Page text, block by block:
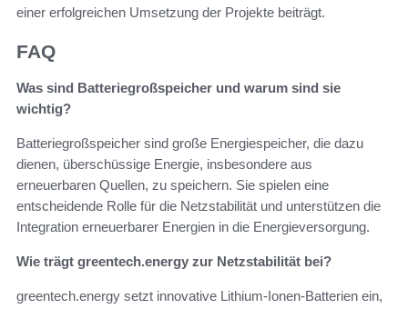
einer erfolgreichen Umsetzung der Projekte beiträgt.
FAQ
Was sind Batteriegroßspeicher und warum sind sie
wichtig?
Batteriegroßspeicher sind große Energiespeicher, die dazu
dienen, überschüssige Energie, insbesondere aus
erneuerbaren Quellen, zu speichern. Sie spielen eine
entscheidende Rolle für die Netzstabilität und unterstützen die
Integration erneuerbarer Energien in die Energieversorgung.
Wie trägt greentech.energy zur Netzstabilität bei?
greentech.energy setzt innovative Lithium-Ionen-Batterien ein,